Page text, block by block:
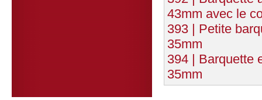
43mm avec le
393 | Petite
35mm
394 | Barquette
35mm